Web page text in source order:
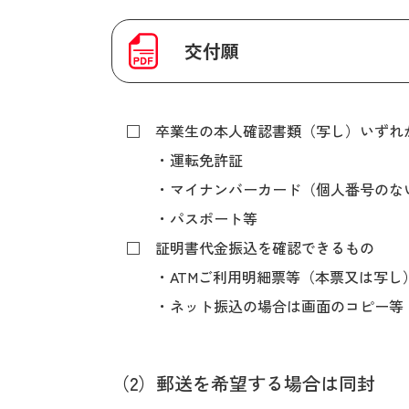
交付願
□ 卒業生の本人確認書類（写し）いずれ
・運転免許証
・マイナンバーカード（個人番号のない
・パスポート等
□ 証明書代金振込を確認できるもの
・ATMご利用明細票等（本票又は写し）
・ネット振込の場合は画面のコピー等
（2）郵送を希望する場合は同封